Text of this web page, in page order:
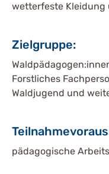
wetterfeste Kleidung
Zielgruppe:
Forstliches
Waldjugend und
pädagogische